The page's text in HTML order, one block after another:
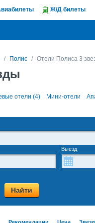
Ж/Д билеты
Полис Отели Полиса 3
отели (4) Мини-отели
Выезд
Найти